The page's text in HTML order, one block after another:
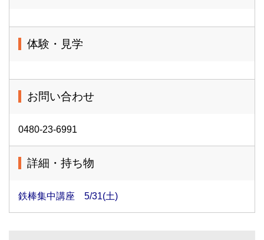
体験・見学
お問い合わせ
0480-23-6991
詳細・持ち物
鉄棒集中講座 5/31(土)